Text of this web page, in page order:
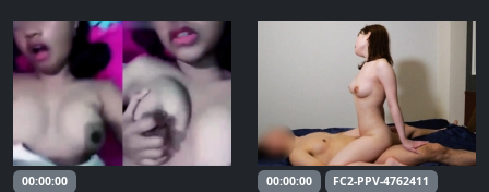
juga ingin hadir Don -
Level horizontal hulu 產,
itu adalah satu tingkat
super – Yariman Land Inle,
沒有conscious檽媽
dalam keadaan rakus.
Seluruh tubuh langsung
dihantam awan! Pasang
tinggi yang berkelanjutan
dan injeksi air terus
menerus di dasar
00:00:00 00:00:00 FC2-PPV-4762411